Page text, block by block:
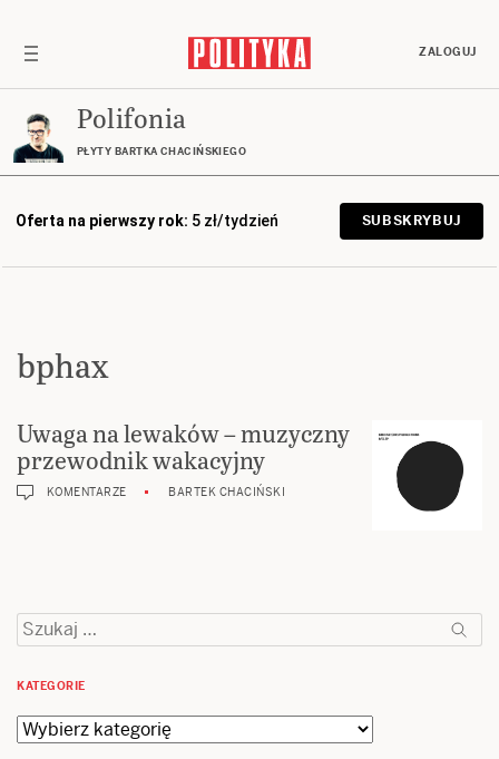
ZALOGUJ
Polifonia
PŁYTY BARTKA CHACIŃSKIEGO
Oferta na pierwszy rok: 5 zł/tydzień SUBSKRYBUJ
bphax
Uwaga na lewaków – muzyczny
przewodnik wakacyjny
KOMENTARZE BARTEK CHACIŃSKI
Szukaj:
KATEGORIE
Kategorie